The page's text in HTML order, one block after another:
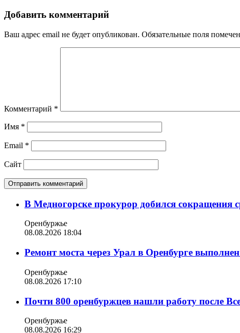
Добавить комментарий
Ваш адрес email не будет опубликован. Обязательные поля
Комментарий *
Имя *
Email *
Сайт
В Медногорске прокурор добился сокращения
Оренбуржье
08.08.2026 18:04
Ремонт моста через Урал в Оренбурге
Оренбуржье
08.08.2026 17:10
Почти 800 оренбуржцев нашли работу после
Оренбуржье
08.08.2026 16:29